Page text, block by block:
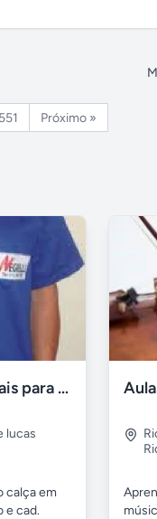
551 Próximo »
Uniformes profissionais para construção civil
lucas
calça em
e cad.